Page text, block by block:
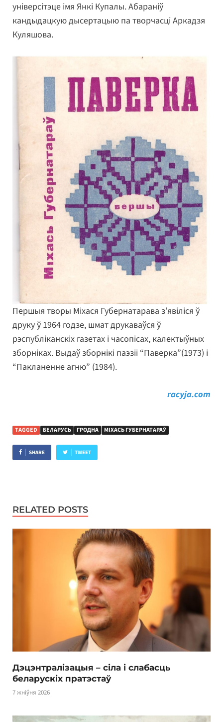
універсітэце імя Янкі Купалы. Абараніў
кандыдацкую дысертацыю па творчасці Аркадзя
Куляшова.
Першыя творы Міхася Губернатарава з’явіліся ў
друку ў 1964 годзе, шмат друкаваўся ў
рэспубліканскіх газетах і часопісах, калектыўных
зборніках. Выдаў зборнікі паэзіі “Паверка”(1973) і
“Пакланенне агню” (1984).
racyja.com
TAGGED БЕЛАРУСЬ ГРОДНА МІХАСЬ ГУБЕРНАТАРАЎ
SHARE TWEET
RELATED POSTS
Дэцэнтралізацыя – сіла і слабасць
беларускіх пратэстаў
7 жніўня 2026